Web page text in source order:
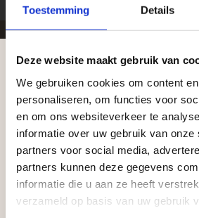
Toestemming Details
Deze website maakt gebruik van
We gebruiken cookies om content
personaliseren, om functies voor
en om ons websiteverkeer te
informatie over uw gebruik van onze
partners voor social media,
partners kunnen deze gegevens
informatie die u aan ze heeft
verzameld op basis van uw gebruik
Zakelijke klant worden
Vego Tuinmaterialen is de
voor zakelijke klanten op zoek
infraproducten. Als professionele
tuinmaterialen bieden wij een
aan producten van topkwaliteit.
zakelijke mogelijkheden.
Aangepaste
vakantieperiode
Waardenburg en Vego
de vakantieperiode aangepaste
zaterdag. Bekijk de
actuele openingstijden.